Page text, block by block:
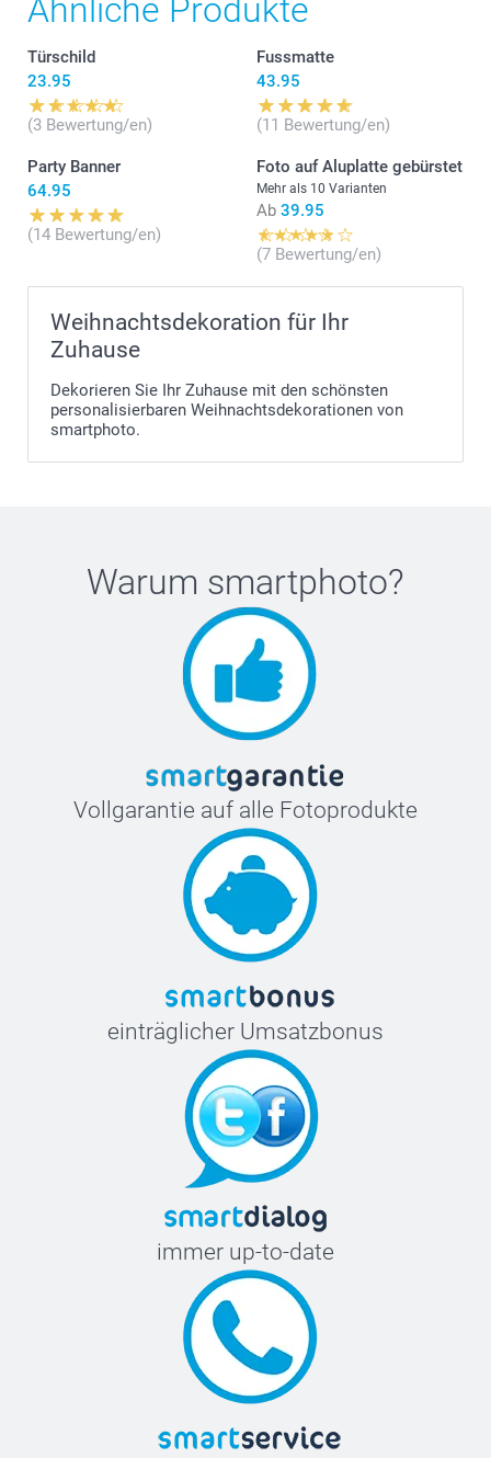
Ähnliche Produkte
Türschild
23.95
(3 Bewertung/en)
Fussmatte
43.95
(11 Bewertung/en)
Party Banner
64.95
(14 Bewertung/en)
Foto auf Aluplatte gebürstet
Mehr als 10 Varianten
Ab 39.95
(7 Bewertung/en)
Weihnachtsdekoration für Ihr
Zuhause
Dekorieren Sie Ihr Zuhause mit den schönsten
personalisierbaren Weihnachtsdekorationen von
smartphoto.
Warum smartphoto?
Vollgarantie auf alle Fotoprodukte
einträglicher Umsatzbonus
immer up-to-date